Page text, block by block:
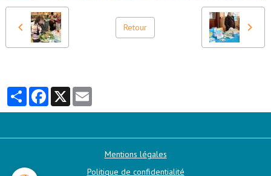
Retour
PartagerFacebook
X
Mentions légales
Politique de confidentialité